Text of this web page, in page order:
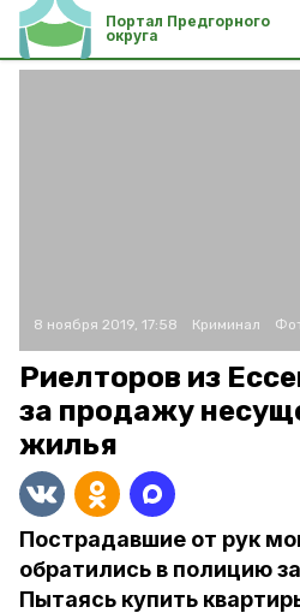
Портал Предгорного
округа
8 ноября 2019, 17:58 Криминал
Риелторов из
за продажу
жилья
Пострадавшие от рук
обратились в полицию
Пытаясь купить